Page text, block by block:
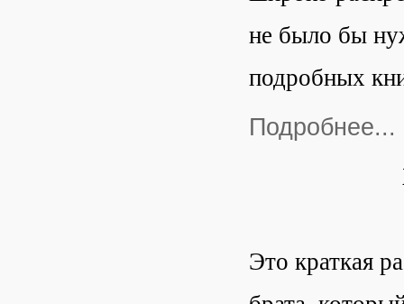
не было бы
подробных
Подробнее...
Это краткая